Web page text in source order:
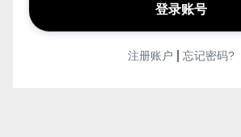
记住我，免登录